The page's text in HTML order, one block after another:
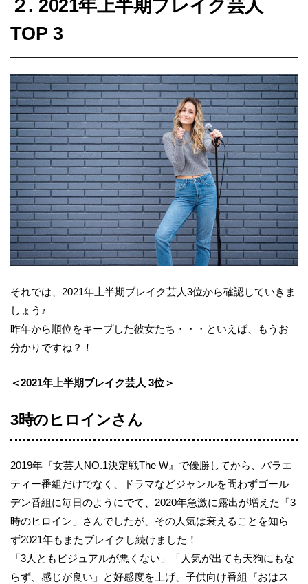
２. 2021年上半期ブレイク芸人
TOP 3
それでは、2021年上半期ブレイク芸人3位から確認していきま
しょう♪
昨年から順位をキープした彼女たち・・・といえば、もうお
分かりですね？！
＜2021年上半期ブレイク芸人 3位＞
3時のヒロインさん
2019年『女芸人NO.1決定戦The W』で優勝してから、バラエ
ティー番組だけでなく、ドラマなどジャンルを問わずゴール
デン番組に毎日のようにでて、2020年急激に露出が増えた「3
時のヒロイン」さんでしたが、その人気は衰えることを知ら
ず2021年もまたブレイクし続けました！
「3人ともビジュアルが悪くない」「人気が出ても天狗にもな
らず、感じが良い」と好感度を上げ、子供向け番組『おはス